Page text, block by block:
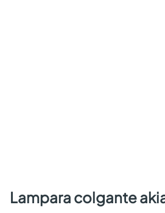
lampara colgante